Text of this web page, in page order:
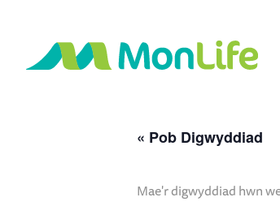
« Pob Digwyddiad
Mae'r digwyddiad hwn